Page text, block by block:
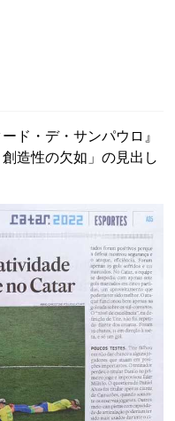
ド・デ・サンパウロ』
造性の欠如」の見出し